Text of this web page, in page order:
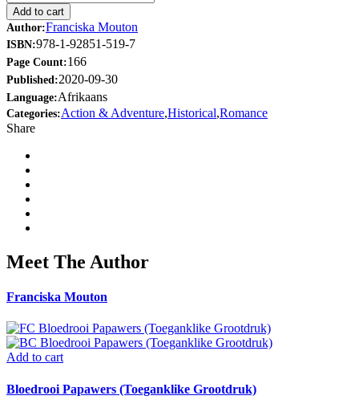
Add to cart
Author:Franciska Mouton
ISBN:978-1-92851-519-7
Page Count:166
Published:2020-09-30
Language:Afrikaans
Categories:Action & Adventure,Historical,Romance
Share
Meet The Author
Franciska Mouton
Add to cart
Bloedrooi Papawers (Toeganklike Grootdruk)